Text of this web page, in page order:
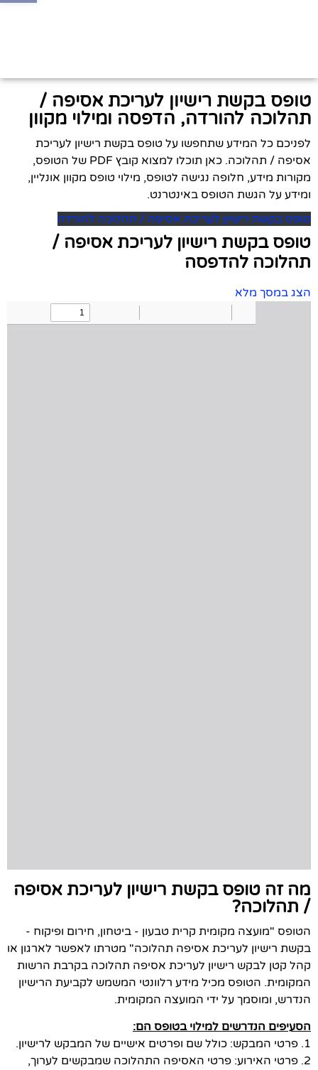
טופס בקשת רישיון לעריכת אסיפה /
תהלוכה להורדה, הדפסה ומילוי מקוון
לפניכם כל המידע שתחפשו על טופס בקשת רישיון לעריכת
אסיפה / תהלוכה. כאן תוכלו למצוא קובץ PDF של הטופס,
מקורות מידע, חלופה נגישה לטופס, מילוי טופס מקוון אונליין,
ומידע על הגשת הטופס באינטרנט.
טופס בקשת רישיון לעריכת אסיפה / תהלוכה להורדה
טופס בקשת רישיון לעריכת אסיפה /
תהלוכה להדפסה
הצג במסך מלא
מה זה טופס בקשת רישיון לעריכת אסיפה
/ תהלוכה?
הטופס "מועצה מקומית קרית טבעון - ביטחון, חירום ופיקוח -
בקשת רישיון לעריכת אסיפה תהלוכה" מטרתו לאפשר לארגון או
קהל קטן לבקש רישיון לעריכת אסיפה תהלוכה בקרבת הרשות
המקומית. הטופס מכיל מידע רלוונטי המשמש לקביעת הרישיון
הנדרש, ומוסמך על ידי המועצה המקומית.
הסעיפים הנדרשים למילוי בטופס הם:
1. פרטי המבקש: כולל שם ופרטים אישיים של המבקש לרישיון.
2. פרטי האירוע: פרטי האסיפה התהלוכה שמבקשים לערוך,